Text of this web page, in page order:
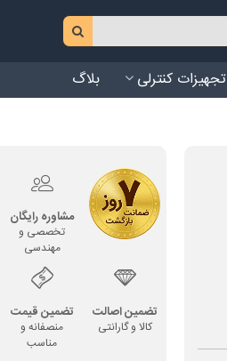
تجهیزات کنترلی بلاگ
مشاوره رایگان
تخصصی و
مهندسی
تضمین اصالت
کالا و گارانتی
تضمین قیمت
منصفانه و
مناسب